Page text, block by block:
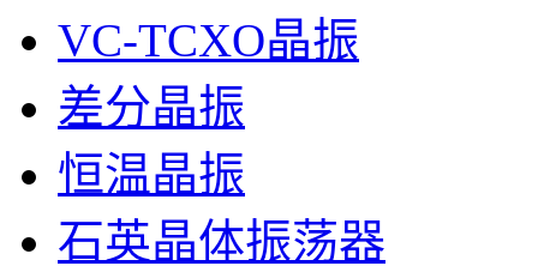
VC-TCXO晶振
差分晶振
恒温晶振
石英晶体振荡器